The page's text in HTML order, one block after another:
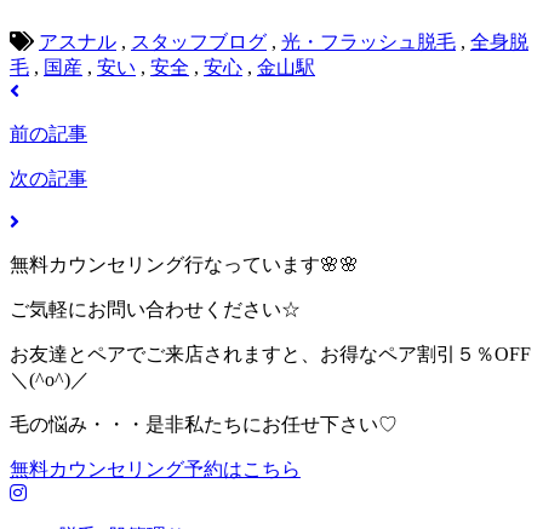
アスナル , スタッフブログ , 光・フラッシュ脱毛 , 全身脱
毛 , 国産 , 安い , 安全 , 安心 , 金山駅
前の記事
次の記事
無料カウンセリング行なっています🌸🌸
ご気軽にお問い合わせください☆
お友達とペアでご来店されますと、お得なペア割引５％OFF
＼(^o^)／
毛の悩み・・・是非私たちにお任せ下さい♡
無料カウンセリング予約はこちら